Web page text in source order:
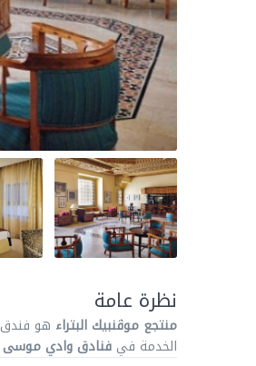
نظرة عامة
منتجع موڤنبيك البتراء هو فندق 5 نجوم يقدم كثيرا من الرفاهية، استمتع بوقت منعش في
الخدمة في فنادق وادي موسى